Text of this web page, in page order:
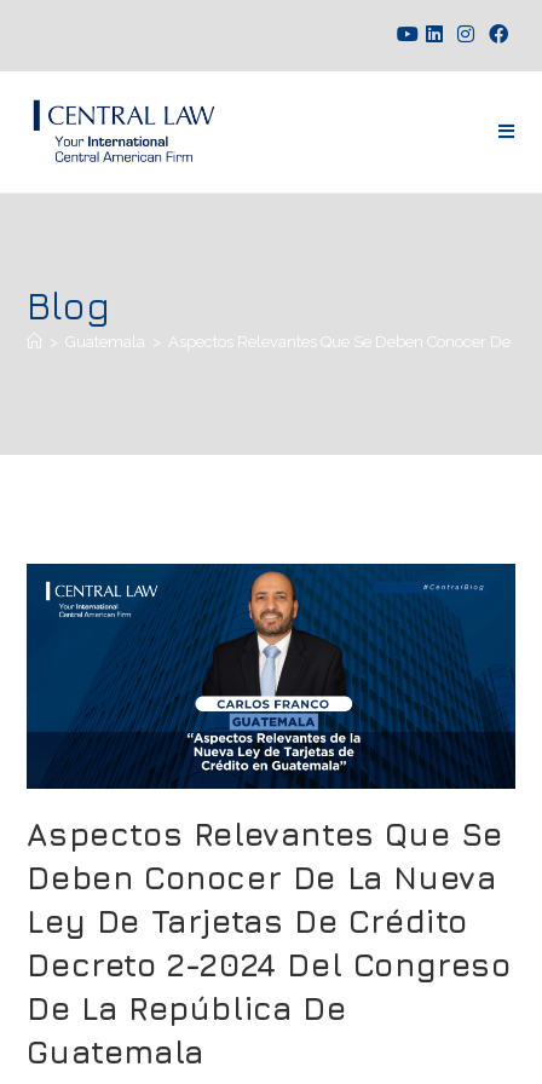
Blog
> Guatemala > Aspectos Relevantes Que Se Deben Conocer De
Aspectos Relevantes Que Se
Deben Conocer De La Nueva
Ley De Tarjetas De Crédito
Decreto 2-2024 Del Congreso
De La República De
Guatemala